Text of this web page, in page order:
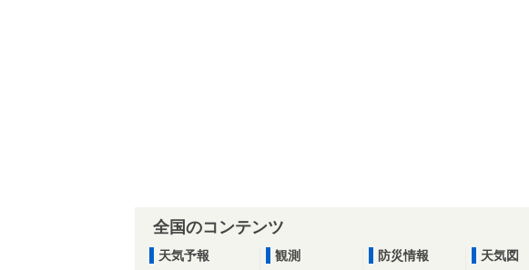
全国のコンテンツ
天気予報
観測
防災情報
天気図